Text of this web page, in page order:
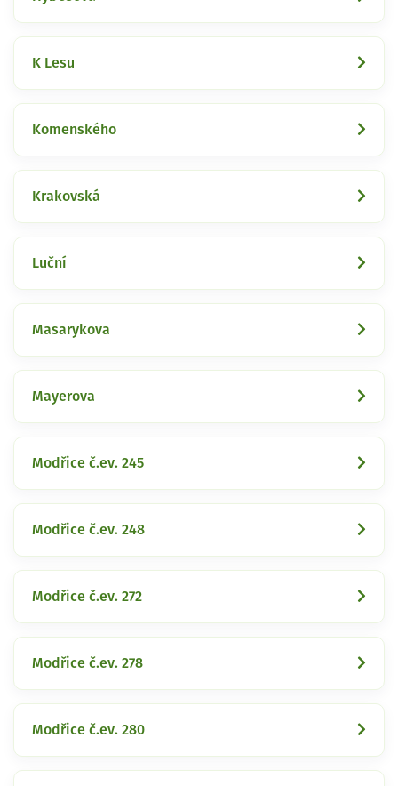
K Lesu
Komenského
Krakovská
Luční
Masarykova
Mayerova
Modřice č.ev. 245
Modřice č.ev. 248
Modřice č.ev. 272
Modřice č.ev. 278
Modřice č.ev. 280